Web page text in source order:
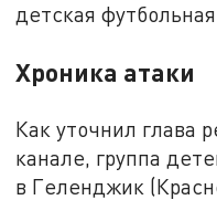
детская
Хроника атаки
Как уточнил глава
канале, группа
в Геленджик